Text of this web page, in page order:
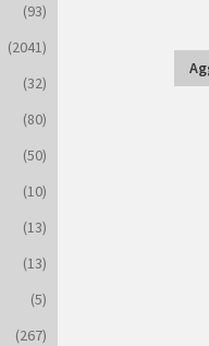
(93)
(2041)
(32)
(80)
(50)
(10)
(13)
(13)
(5)
(267)